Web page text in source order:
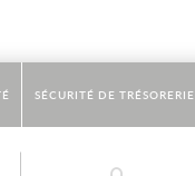
SÉCURITÉ DE TRÉSORERIE